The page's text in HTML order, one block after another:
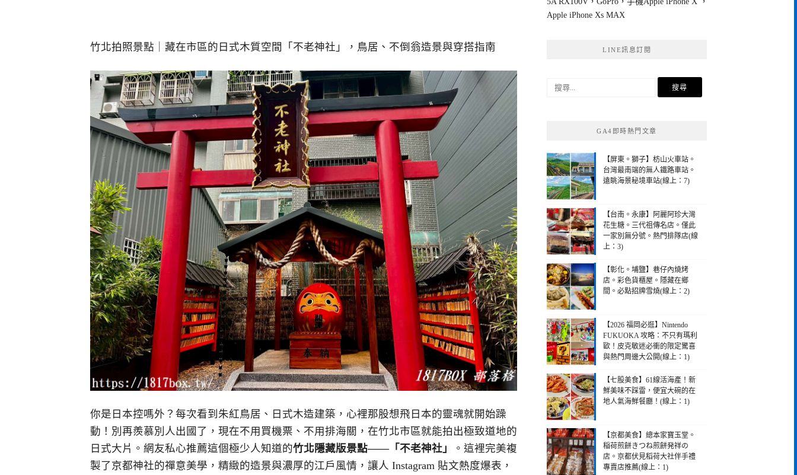
竹北拍照景點｜藏在市區的日式木質空間「不老神社」，鳥居、不倒翁造景與穿搭指南
你是日本控嗎外？每次看到朱紅鳥居、日式木造建築，心裡那股想飛日本的靈魂就開始躁
動！別再羨慕別人出國了，現在不用買機票、不用排海關，在竹北市區就能拍出極致道地的
日式大片。網友私心推薦這個極少人知道的竹北隱藏版景點——「不老神社」
。這裡完美複
製了京都神社的禪意美學，精緻的造景與濃厚的江戶風情，讓人 Instagram 貼文熱度爆表，
Apple iPhone Xs MAX
LINE訊息訂閱
搜
GA4即時熱門文章
【屏東。獅子】枋山火車站。
台灣最南端的無人鐵路車站。
遠眺海景秘境車站(線上：7)
【台南。永康】阿麗阿珍大灣
花生糖。三代祖傳名店。僅此
一家別無分號。熱門排隊店(線
上：3)
【彰化。埔鹽】巷仔內燒烤
店。彩色貨櫃屋。隱藏在鄉
間。必點招牌雪燒(線上：2)
【2026 福岡必逛】Nintendo
FUKUOKA 攻略：不只有瑪利
歐！皮克敏迷必衝的限定驚喜
與熱門周邊大公開(線上：1)
【七股美食】61線活海產！新
鮮美味不踩雷，便宜大碗的在
地人氣海鮮餐廳！(線上：1)
【京都美食】總本家寶玉堂。
稲荷煎餅きつね煎餅発祥の
店。京都伏見稻荷大社伴手禮
專賣店推薦(線上：1)